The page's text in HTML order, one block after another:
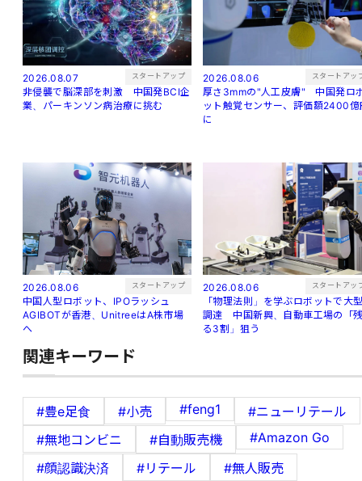
2026.08.07 スタートアップ
非侵襲で脳深部を刺激 中国発BCI企
業、パーキンソン病治療に挑む
2026.08.06 スタートアッ
厚さ3mmの"人工皮膚" 中国発ロ
ット触覚センサー、評価額2400億
に
2026.08.06 スタートアップ
中国人型ロボット、IPOラッシュ
AGIBOTが香港、UnitreeはA株市場
へ
2026.08.06 スタートアッ
「物理法則」を学ぶロボットで大
調達 中国新興、自動車工場の「
る3割」狙う
関連キーワード
#豊e足食 #小売 #feng1
#ニューリテール
#無地コンビニ
#自動販売機
#Amazon Go
#顔認識決済
#リテール
#無人販売